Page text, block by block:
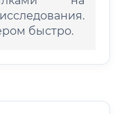
быстро.